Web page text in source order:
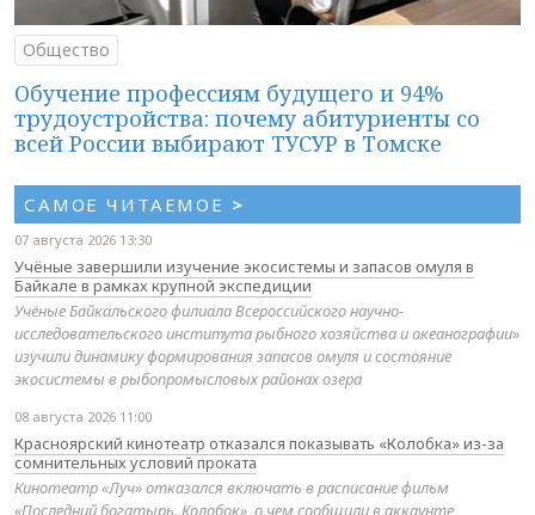
Общество
Обучение профессиям будущего и 94%
трудоустройства: почему абитуриенты со
всей России выбирают ТУСУР в Томске
САМОЕ ЧИТАЕМОЕ >
07 августа 2026 13:30
Учёные завершили изучение экосистемы и запасов омуля в
Байкале в рамках крупной экспедиции
Учёные Байкальского филиала Всероссийского научно-
исследовательского института рыбного хозяйства и океанографии»
изучили динамику формирования запасов омуля и состояние
экосистемы в рыбопромысловых районах озера
08 августа 2026 11:00
Красноярский кинотеатр отказался показывать «Колобка» из-за
сомнительных условий проката
Кинотеатр «Луч» отказался включать в расписание фильм
«Последний богатырь. Колобок», о чем сообщили в аккаунте